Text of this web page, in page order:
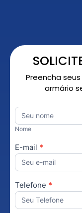
Preencha
armário
Personalizado
Nome
Nome
E-mail *
Telefone *